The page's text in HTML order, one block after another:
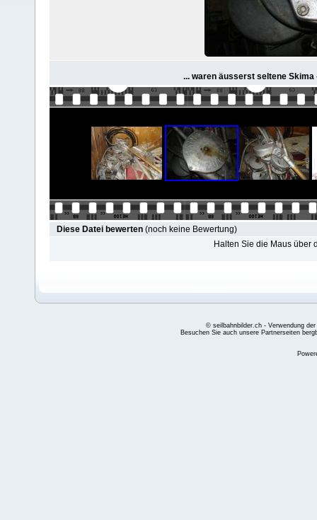
... waren äusserst seltene Skima
Diese Datei bewerten (noch keine Bewertung)
Halten Sie die Maus über
© seilbahnbilder.ch - Verwendung
Besuchen Sie auch unsere Partnerseiten